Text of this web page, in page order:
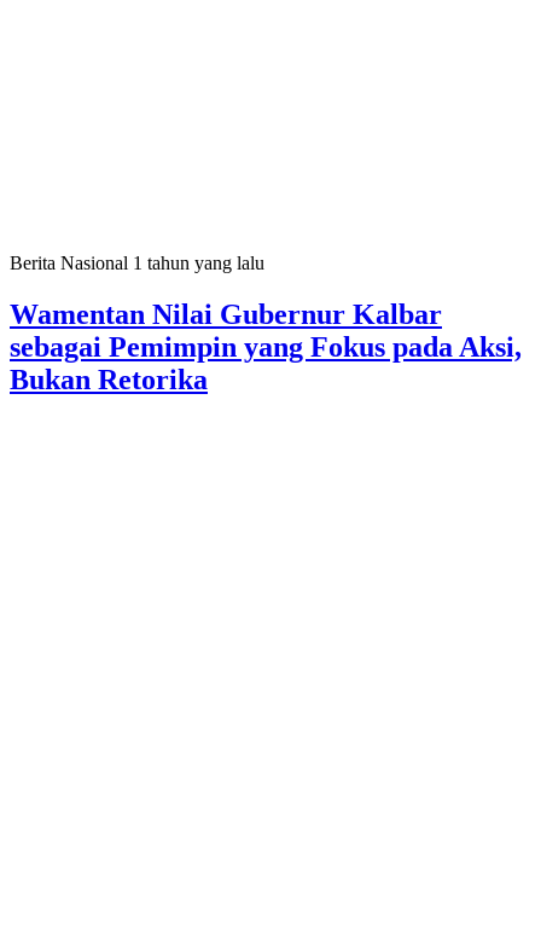
Berita Nasional 1 tahun yang lalu
Wamentan Nilai Gubernur Kalbar
sebagai Pemimpin yang Fokus pada Aksi,
Bukan Retorika